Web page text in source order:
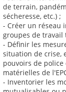
de terrain,
sécheresse, etc.) ;
- Créer un réseau
groupes de travail
- Définir les
situation de crise,
pouvoirs de
matérielles de
- Inventorier les